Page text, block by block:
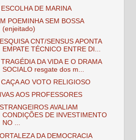
ESCOLHA DE MARINA
POEMINHA SEM BOSSA
(enjeitado)
CNT/SENSUS APONTA
EMPATE TÉCNICO ENTRE DI...
TRAGÉDIA DA VIDA E O DRAMA
SOCIALO resgate dos m...
CAÇA AO VOTO RELIGIOSO
AOS PROFESSORES
AVALIAM
CONDIÇÕES DE INVESTIMENTO
NO ...
DA DEMOCRACIA